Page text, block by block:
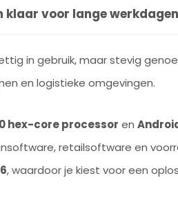
klaar voor lange werkdagen
in gebruik, maar stevig
en logistieke omgevingen.
hex-core processor en
retailsoftware en
, waardoor je kiest voor een